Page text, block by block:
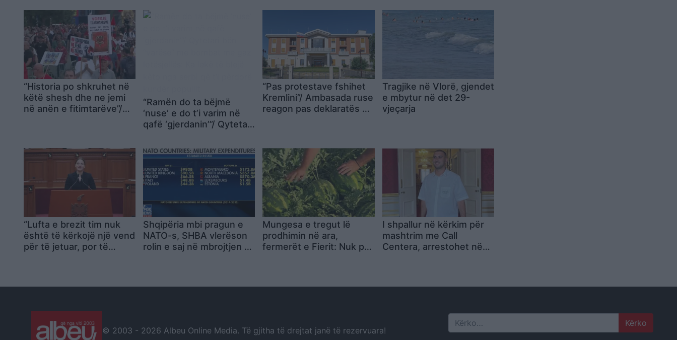
“Historia po shkruhet në
këtë shesh dhe ne jemi
në anën e fitimtarëve”/
senatorët amerikanë
“Ramën do ta bëjmë
‘nuse’ e do t’i varim në
qafë ‘gjerdanin’”/ Qytetari
me gaz lotësjellës: Ka
lekë të blejë këto nga
serbi që t’i përdorë
kundër popullit
“Pas protestave fshihet
Kremlini”/ Ambasada ruse
reagon pas deklaratës së
kërkojnë armiq aty ku
nuk ka
Tragjike në Vlorë, gjendet
e mbytur në det 29-
vjeçarja
“Lufta e brezit tim nuk
është të kërkojë një vend
për të jetuar, por të
personale
Shqipëria mbi pragun e
NATO-s, SHBA vlerëson
rolin e saj në mbrojtjen e
Mungesa e tregut lë
prodhimin në ara,
fermerët e Fierit: Nuk po
I shpallur në kërkim për
mashtrim me Call
Centera, arrestohet në
© 2003 - 2026 Albeu Online Media. Të gjitha të drejtat janë të rezervuara! Search